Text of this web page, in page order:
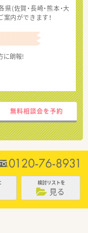
(佐賀・長崎・熊本・大
案内ができます！
に朗報!
無料相談会を予約
検討リストを
見る